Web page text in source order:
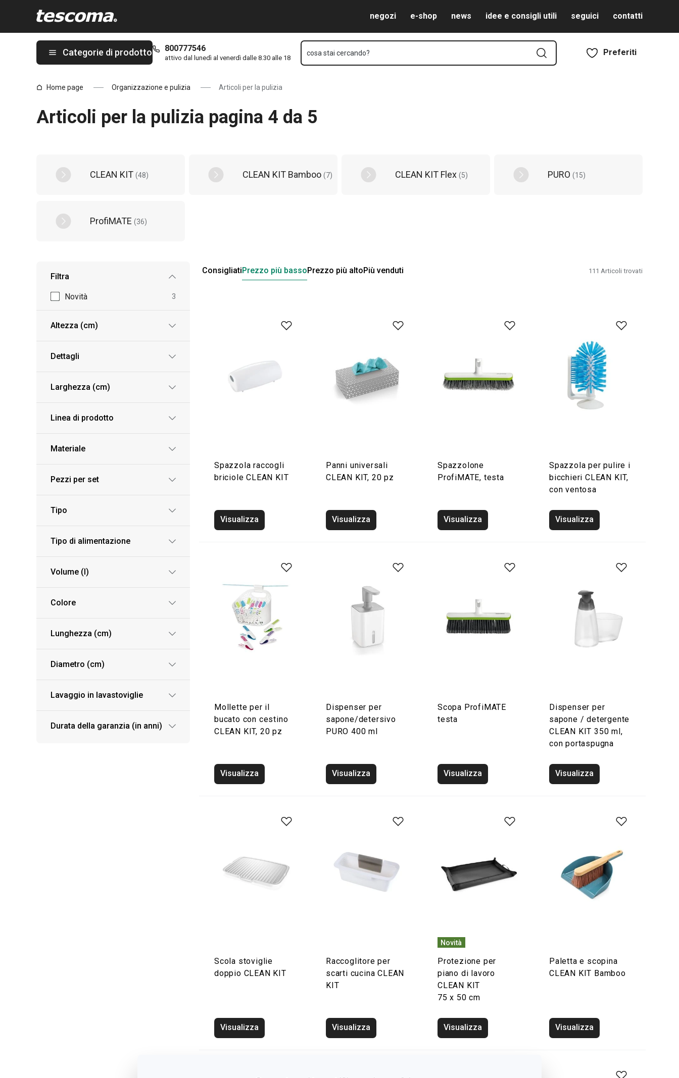
negozi e-shop news idee e consigli utili seguici contatti
Categorie di prodotto 800777546
attivo dal lunedì al venerdì dalle 8.30 alle 18
cosa stai cercando? Preferiti
Home page Organizzazione e pulizia Articoli per la pulizia
Articoli per la pulizia pagina 4 da 5
CLEAN KIT (48) CLEAN KIT Bamboo (7) CLEAN KIT Flex (5) PURO (15)
ProfiMATE (36)
Filtra
Novità 3
Altezza (cm)
Dettagli
Larghezza (cm)
Linea di prodotto
Materiale
Pezzi per set
Tipo
Tipo di alimentazione
Volume (l)
Colore
Lunghezza (cm)
Diametro (cm)
Lavaggio in lavastoviglie
Durata della garanzia (in anni)
ConsigliatiPrezzo più bassoPrezzo più altoPiù venduti 111 Articoli trovati
Spazzola raccogli
briciole CLEAN KIT
Visualizza
Panni universali
CLEAN KIT, 20 pz
Visualizza
Spazzolone
ProfiMATE, testa
Visualizza
Spazzola per pulire i
bicchieri CLEAN KIT,
con ventosa
Visualizza
Mollette per il
bucato con cestino
CLEAN KIT, 20 pz
Visualizza
Dispenser per
sapone/detersivo
PURO 400 ml
Visualizza
Scopa ProfiMATE
testa
Visualizza
Dispenser per
sapone / detergente
CLEAN KIT 350 ml,
con portaspugna
Visualizza
Scola stoviglie
doppio CLEAN KIT
Visualizza
Raccoglitore per
scarti cucina CLEAN
KIT
Visualizza
Novità
Protezione per
piano di lavoro
CLEAN KIT
75 x 50 cm
Visualizza
Paletta e scopina
CLEAN KIT Bamboo
Visualizza